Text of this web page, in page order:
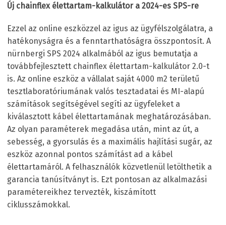
Új chainflex élettartam-kalkulátor a 2024-es SPS-re
Ezzel az online eszközzel az igus az ügyfélszolgálatra, a
hatékonyságra és a fenntarthatóságra összpontosít. A
nürnbergi SPS 2024 alkalmából az igus bemutatja a
továbbfejlesztett chainflex élettartam-kalkulátor 2.0-t
is. Az online eszköz a vállalat saját 4000 m2 területű
tesztlaboratóriumának valós tesztadatai és MI-alapú
számítások segítségével segíti az ügyfeleket a
kiválasztott kábel élettartamának meghatározásában.
Az olyan paraméterek megadása után, mint az út, a
sebesség, a gyorsulás és a maximális hajlítási sugár, az
eszköz azonnal pontos számítást ad a kábel
élettartamáról. A felhasználók közvetlenül letölthetik a
garancia tanúsítványt is. Ezt pontosan az alkalmazási
paramétereikhez tervezték, kiszámított
ciklusszámokkal.